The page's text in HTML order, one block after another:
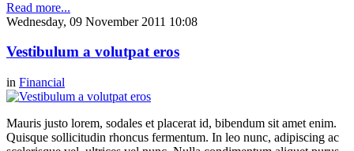
Read more...
Wednesday, 09 November 2011 10:08
Vestibulum a volutpat eros
in Financial
Mauris justo lorem, sodales et placerat id, bibendum sit amet enim.
Quisque sollicitudin rhoncus fermentum. In leo nunc, adipiscing ac